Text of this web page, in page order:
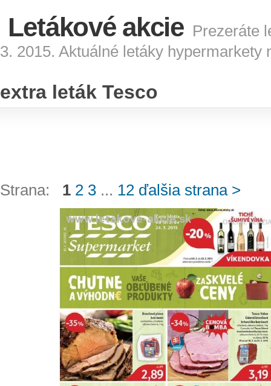
Letákové akcie Prezeráte
3. 2015. Aktuálné letáky
extra leták Tesco
Strana: 1 2 3 ... 12 ďalšia strana >